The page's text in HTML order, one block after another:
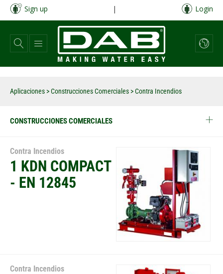
Pasar
contenido
principal
Sign up | Login
Aplicaciones >Construcciones Comerciales > Contra Incendios
CONSTRUCCIONES COMERCIALES
Contra Incendios
1 KDN COMPACT
- EN 12845
Contra Incendios